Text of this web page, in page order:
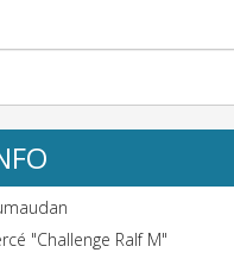
"Challenge Ralf M"